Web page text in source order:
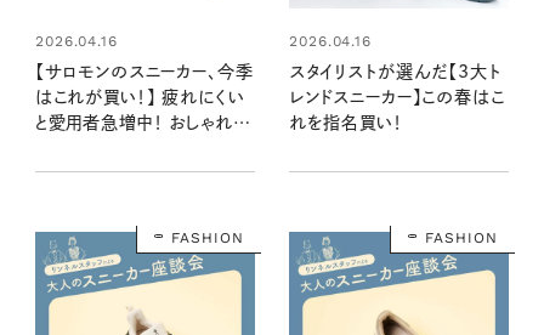
2026.04.16
【サロモンのスニーカー、今季
はこれが買い！】 疲れにくい
と愛用者急増中！ おしゃれな
ューズ
2026.04.16
スタイリストが選んだ【3大ト
レンドスニーカー】この春はこ
れを指名買い！
FASHION FASHION